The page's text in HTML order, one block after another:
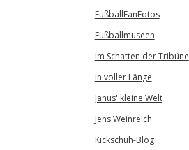
FußballFanFotos
Fußballmuseen
Im Schatten der Tribüne
In voller Länge
Janus' kleine Welt
Jens Weinreich
Kickschuh-Blog